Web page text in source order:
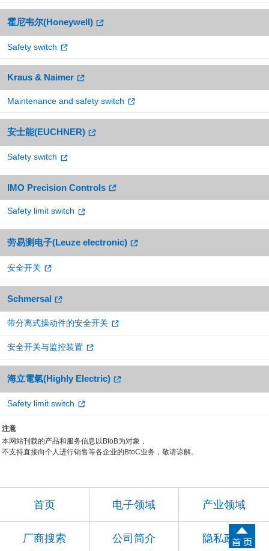
霍尼韦尔(Honeywell)
Safety switch
Kraus & Naimer
Maintenance and safety switch
安士能(EUCHNER)
Safety switch
IMO Precision Controls
Safety limit switch
劳易测电子(Leuze electronic)
安全开关
Schmersal
带分离式操动件的安全开关
安全开关与监控装置
海立電氣(Highly Electric)
Safety limit switch
注意
本网站刊载的产品和服务信息以BtoB为对象，
不支持直接向个人进行销售等各企业的BtoC业务，敬请谅解。
首页 电子领域 产业领域
厂商搜索 公司简介 隐私政策